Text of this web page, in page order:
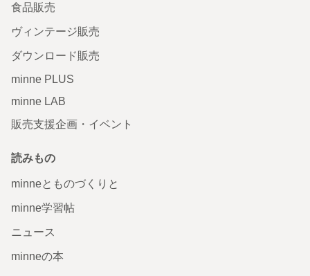
食品販売
ヴィンテージ販売
ダウンロード販売
minne PLUS
minne LAB
販売支援企画・イベント
読みもの
minneとものづくりと
minne学習帖
ニュース
minneの本